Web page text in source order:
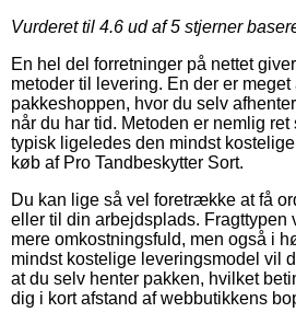
Vurderet til 4.6 ud af 5 stjerner
En hel del forretninger på nettet
metoder til levering. En der er
pakkeshoppen, hvor du selv
når du har tid. Metoden er nemlig
typisk ligeledes den mindst
køb af Pro Tandbeskytter Sort.
Du kan lige så vel foretrække at få
eller til din arbejdsplads. Fragttypen
mere omkostningsfuld, men også i
mindst kostelige leveringsmodel vil
at du selv henter pakken, hvilket
dig i kort afstand af webbutikkens